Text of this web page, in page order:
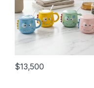
$13,500